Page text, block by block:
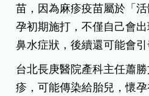
苗，因為麻疹疫苗屬於「
孕初期施打，不僅自己會
鼻水症狀，後續還可能會引
台北長庚醫院產科主任蕭
疹，可能傳染給胎兒，懷